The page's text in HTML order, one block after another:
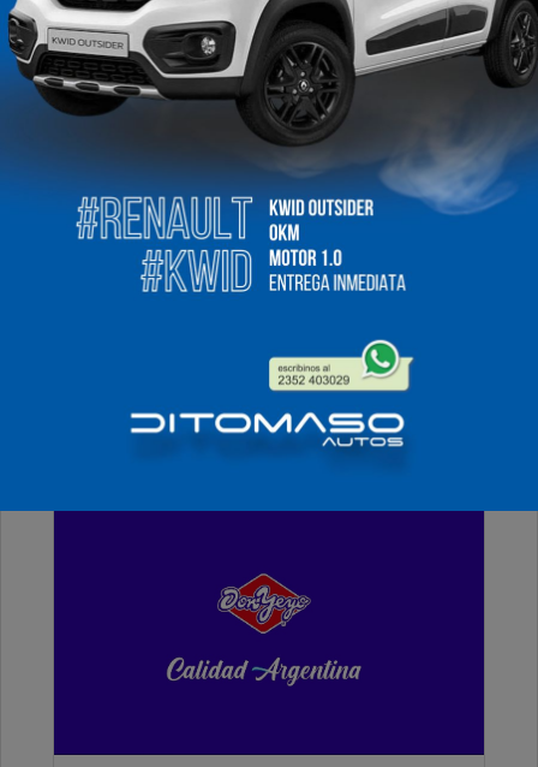
Muy buenos días para tod@s, les deseamos un
excelente comienzo de mes, Dios y la Virgen los